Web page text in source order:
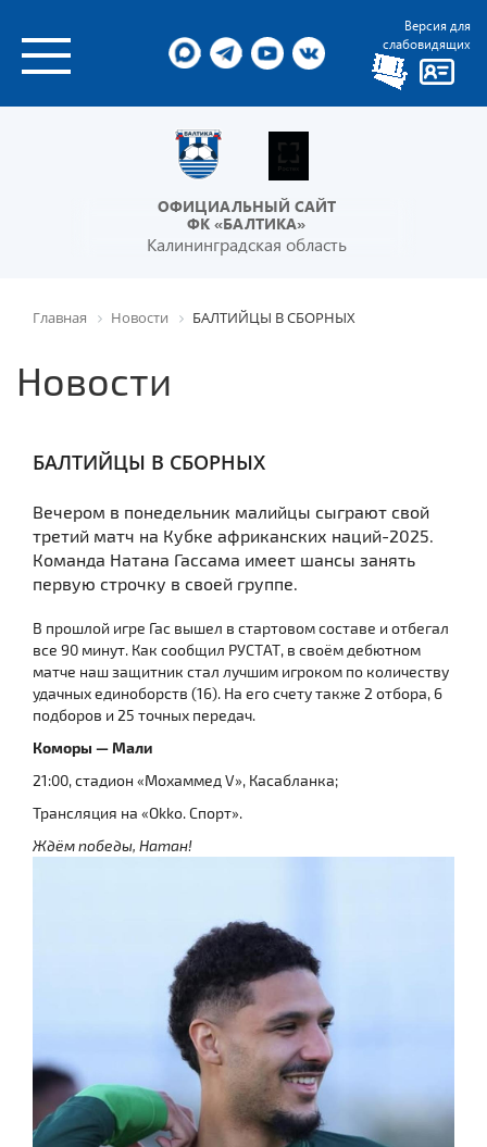
Версия для
слабовидящих
ОФИЦИАЛЬНЫЙ САЙТ
ФК «БАЛТИКА»
Калининградская область
Главная Новости БАЛТИЙЦЫ В СБОРНЫХ
Новости
БАЛТИЙЦЫ В СБОРНЫХ
Вечером в понедельник малийцы сыграют свой
третий матч на Кубке африканских наций-2025.
Команда Натана Гассама имеет шансы занять
первую строчку в своей группе.
В прошлой игре Гас вышел в стартовом составе и отбегал
все 90 минут. Как сообщил РУСТАТ, в своём дебютном
матче наш защитник стал лучшим игроком по количеству
удачных единоборств (16). На его счету также 2 отбора, 6
подборов и 25 точных передач.
Коморы — Мали
21:00, стадион «Мохаммед V», Касабланка;
Трансляция на «Okko. Спорт».
Ждём победы, Натан!